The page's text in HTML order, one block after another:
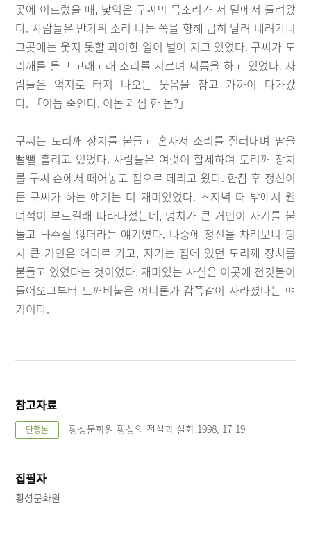
곳에 이르렀을 때, 낯익은 구씨의 목소리가 저 밑에서 들려왔
다. 사람들은 반가워 소리 나는 쪽을 향해 급히 달려 내려가니
그곳에는 웃지 못할 괴이한 일이 벌어 지고 있었다. 구씨가 도
리깨를 들고 고래고래 소리를 지르며 씨름을 하고 있었다. 사
람들은 억지로 터져 나오는 웃음을 참고 가까이 다가갔
다. 「이놈 죽인다. 이놈 괘씸 한 놈?」
구씨는 도리깨 장치를 붙들고 혼자서 소리를 질러대며 땀을
뻘뻘 흘리고 있었다. 사람들은 여럿이 합세하여 도리깨 장치
를 구씨 손에서 떼어놓고 집으로 데리고 왔다. 한참 후 정신이
든 구씨가 하는 얘기는 더 재미있었다. 초저녁 때 밖에서 웬
녀석이 부르길래 따라나섰는데, 덩치가 큰 거인이 자기를 붙
들고 놔주질 않더라는 얘기였다. 나중에 정신을 차려보니 덩
치 큰 거인은 어디로 가고, 자기는 집에 있던 도리깨 장치를
붙들고 있었다는 것이었다. 재미있는 사실은 이곳에 전깃불이
들어오고부터 도깨비불은 어디론가 감쪽같이 사라졌다는 얘
기이다.
참고자료
단행본 횡성문화원.횡성의 전설과 설화.1998, 17-19
집필자
횡성문화원